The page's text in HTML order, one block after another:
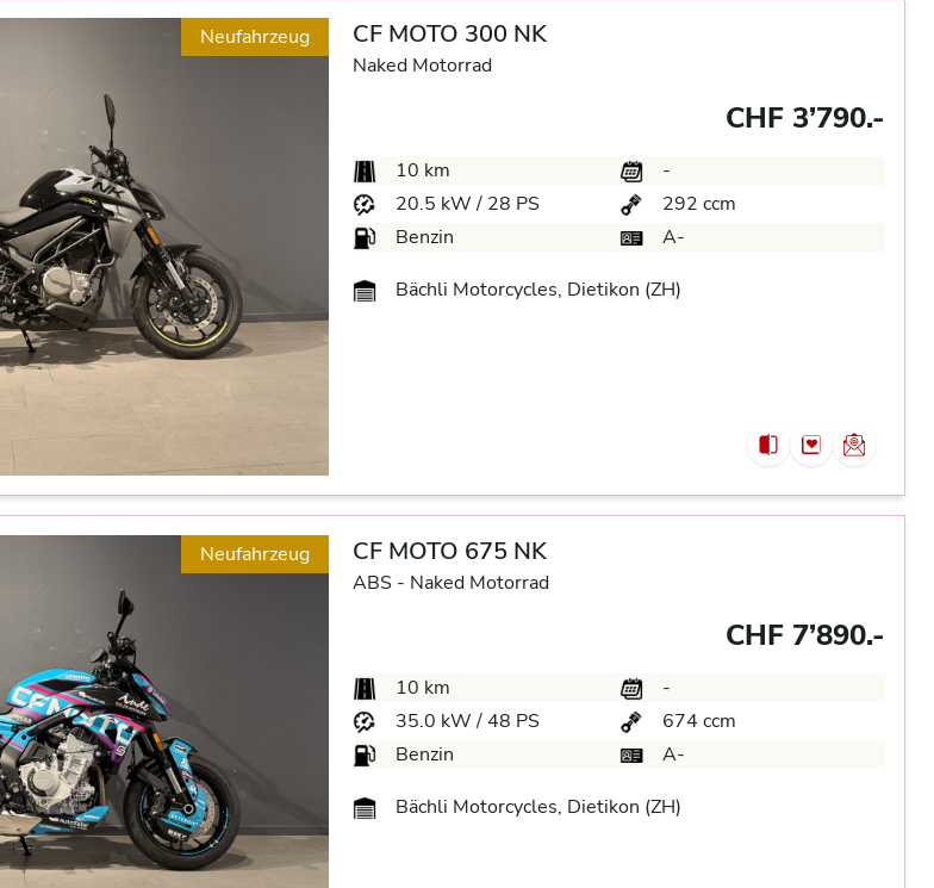
Neufahrzeug CF MOTO 300 NK
Naked Motorrad
CHF 3’790.-
10 km
-
20.5 kW / 28 PS
292 ccm
Benzin
A-
Bächli Motorcycles, Dietikon (ZH)
Neufahrzeug CF MOTO 675 NK
ABS - Naked Motorrad
CHF 7’890.-
10 km
-
35.0 kW / 48 PS
674 ccm
Benzin
A-
Bächli Motorcycles, Dietikon (ZH)